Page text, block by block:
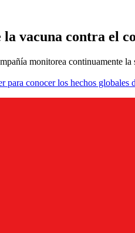
la vacuna contra el
monitorea continuamente
para conocer los hechos globales